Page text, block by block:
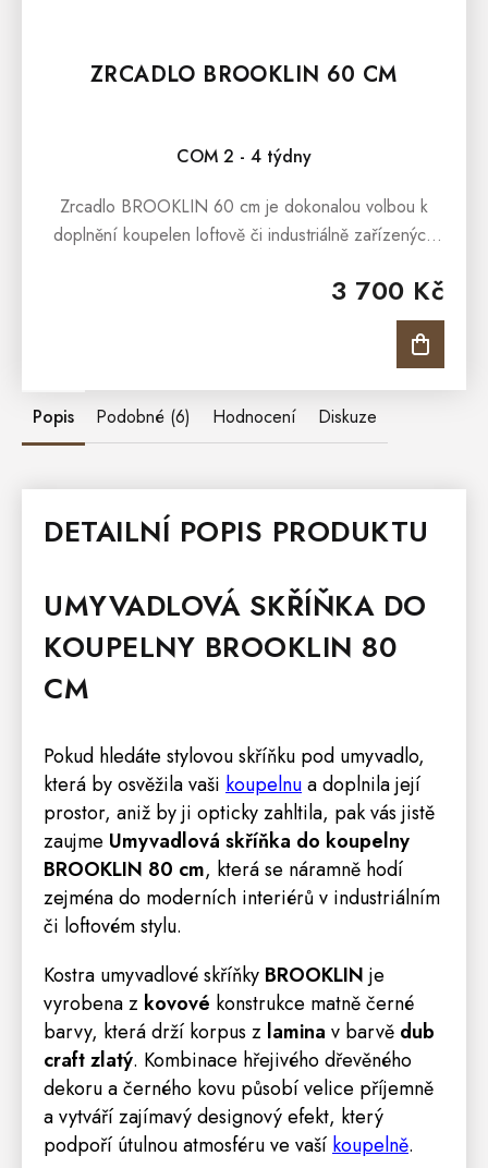
ZRCADLO BROOKLIN 60 CM
COM 2 - 4 týdny
3 700 Kč
Zrcadlo BROOKLIN 60 cm je dokonalou volbou k
doplnění koupelen loftově či industriálně zařízených
BROOKLIN 60 cm pro stylovou...
Popis Podobné (6) Hodnocení Diskuze
DETAILNÍ POPIS PRODUKTU
UMYVADLOVÁ SKŘÍŇKA DO
KOUPELNY BROOKLIN 80
CM
Pokud hledáte stylovou skříňku pod umyvadlo,
která by osvěžila vaši koupelnua doplnila její
prostor, aniž by ji opticky zahltila, pak vás jistě
zaujme Umyvadlová skříňka do koupelny
BROOKLIN 80 cm, která se náramně hodí
zejména do moderních interiérů v industriálním
či loftovém stylu.
Kostra umyvadlové skříňky BROOKLIN je
vyrobena z kovové konstrukce matně černé
barvy, která drží korpus z lamina v barvě dub
craft zlatý. Kombinace hřejivého dřevěného
dekoru a černého kovu působí velice příjemně
a vytváří zajímavý designový efekt, který
podpoří útulnou atmosféru ve vaší koupelně.